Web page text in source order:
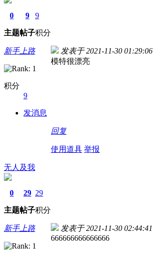
0
主题
9
帖子
9
积分
新手上路
积分
9
发消息
发表于 2021-11-30 01:29:06
模特很漂亮
回复
使用道具 举报
无人及我
0
主题
29
帖子
29
积分
新手上路 发表于 2021-11-30 02:44:41
666666666666666